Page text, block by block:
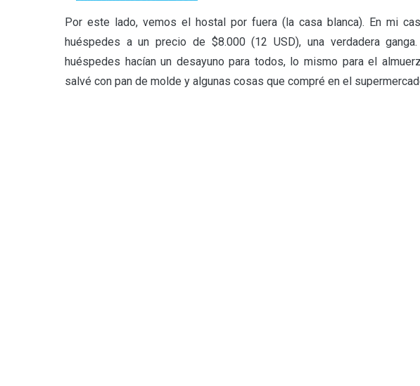
Por este lado, vemos el hostal por fuera (la casa blanca). En mi
huéspedes a un precio de $8.000 (12 USD), una verdadera
huéspedes hacían un desayuno para todos, lo mismo para el
salvé con pan de molde y algunas cosas que compré en el